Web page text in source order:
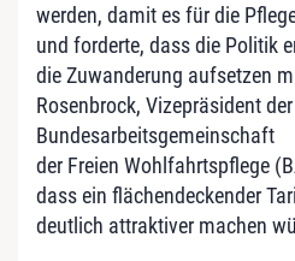
werden, damit es für die
und forderte, dass die Politik
die Zuwanderung aufsetzen
Rosenbrock, Vizepräsident der
Bundesarbeitsgemeinschaft
der Freien Wohlfahrtspflege
dass ein flächendeckender
deutlich attraktiver machen